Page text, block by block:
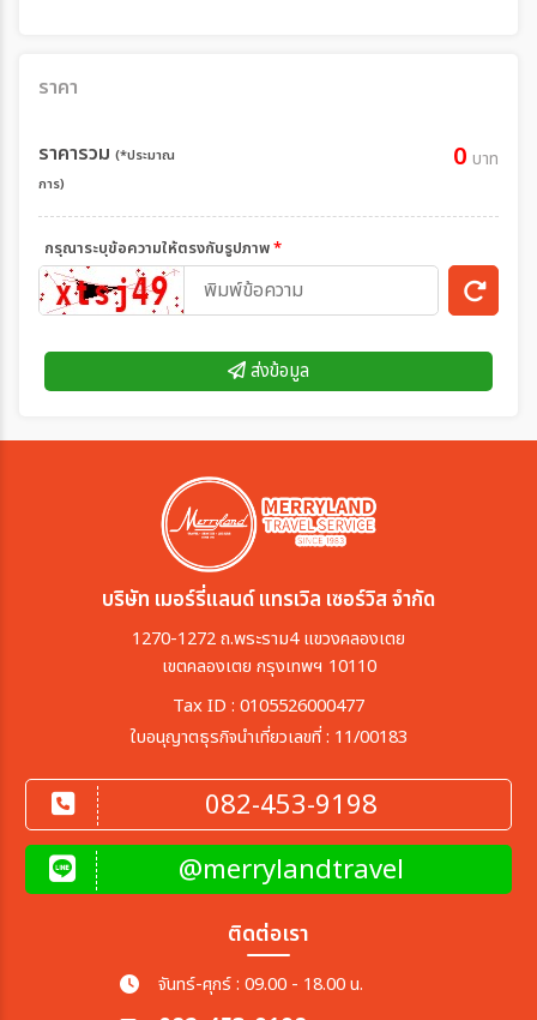
ราคา
ราคารวม (*ประมาณ
การ)
0 บาท
กรุณาระบุข้อความให้ตรงกับรูปภาพ*
ส่งข้อมูล
บริษัท เมอร์รี่แลนด์ แทรเวิล เซอร์วิส จำกัด
1270-1272 ถ.พระราม4 แขวงคลองเตย
เขตคลองเตย กรุงเทพฯ 10110
Tax ID : 0105526000477
ใบอนุญาตธุรกิจนำเที่ยวเลขที่ : 11/00183
082-453-9198
@merrylandtravel
ติดต่อเรา
จันทร์-ศุกร์ : 09.00 - 18.00 น.